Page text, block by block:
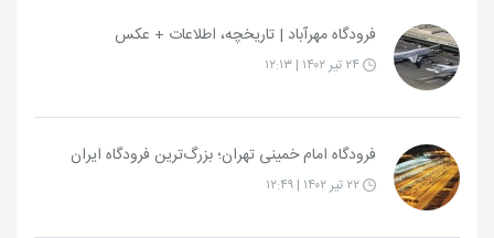
فرودگاه مهرآباد | تاریخچه، اطلاعات + عکس
فرودگاه امام خمینی تهران؛ بزرگ‌ترین فرودگاه ایران